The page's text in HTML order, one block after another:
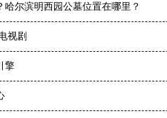
尔滨明西园公墓位置在哪里？
视剧
擎